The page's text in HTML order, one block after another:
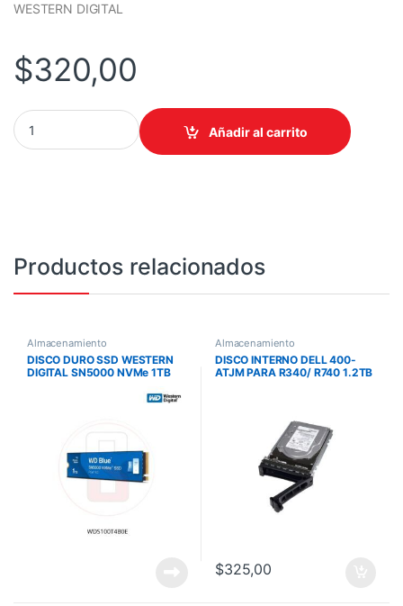
WESTERN DIGITAL
$320,00
DISCO DURO WD 4TB 3.5INC SATA 7200RPM 256MB 24-7 RED
Añadir al carrito
Productos relacionados
Almacenamiento
DISCO DURO SSD WESTERN
DIGITAL SN5000 NVMe 1TB
Almacenamiento
DISCO INTERNO DELL 400-
ATJM PARA R340/ R740 1.2TB
$325,00